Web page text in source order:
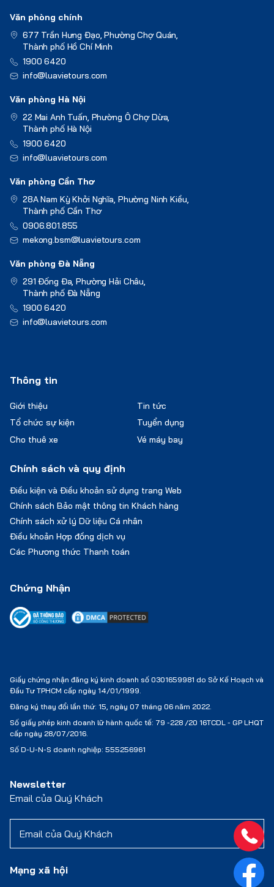
Chứng Nhận
Giấy chứng nhận đăng ký kinh doanh số 0301659981 do Sở Kế Hoạch và
Đầu Tư TPHCM cấp ngày 14/01/1999.
Đăng ký thay đổi lần thứ: 15, ngày 07 tháng 06 năm 2022.
Số giấy phép kinh doanh lữ hành quốc tế: 79 -228 /20 16TCDL - GP LHQT
cấp ngày 28/07/2016.
Số D-U-N-S doanh nghiệp: 555256961
Văn phòng chính
677 Trần Hưng Đạo, Phường Chợ Quán,
Thành phố Hồ Chí Minh
1900 6420
info@luavietours.com
Văn phòng Hà Nội
22 Mai Anh Tuấn, Phường Ô Chợ Dừa,
Thành phố Hà Nội
1900 6420
info@luavietours.com
Văn phòng Cần Thơ
28A Nam Kỳ Khởi Nghĩa, Phường Ninh Kiều,
Thành phố Cần Thơ
0906.801.855
mekong.bsm@luavietours.com
Văn phòng Đà Nẵng
291 Đống Đa, Phường Hải Châu,
Thành phố Đà Nẵng
1900 6420
info@luavietours.com
Thông tin
Giới thiệu
Tổ chức sự kiện
Cho thuê xe
Vé máy bay
Tin tức
Tuyển dụng
Chính sách và quy định
Điều kiện và Điều khoản sử dụng trang Web
Chính sách Bảo mật thông tin Khách hàng
Chính sách xử lý Dữ liệu Cá nhân
Điều khoản Hợp đồng dịch vụ
Các Phương thức Thanh toán
Newsletter
Email của Quý Khách
Mạng xã hội